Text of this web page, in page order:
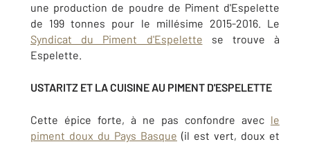
une production de poudre de Piment d'Espelette
de 199 tonnes pour le millésime 2015-2016. Le
Syndicat du Piment d'Espelette se trouve à
Espelette.
USTARITZ ET LA CUISINE AU PIMENT D'ESPELETTE
Cette épice forte, à ne pas confondre avec le
piment doux du Pays Basque (il est vert, doux et